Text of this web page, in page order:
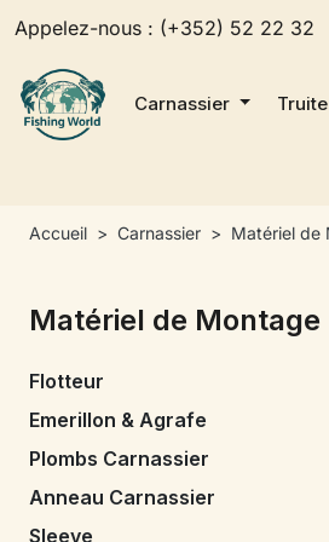
Appelez-nous : (+352) 52 22 32
Carnassier Truite
Accueil Carnassier Matériel de
Matériel de Montage
Flotteur
Emerillon & Agrafe
Plombs Carnassier
Anneau Carnassier
Sleeve